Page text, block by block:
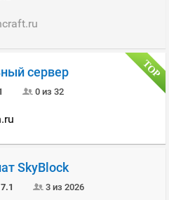
сервер
0 из 32
SkyBlock
3 из 2026